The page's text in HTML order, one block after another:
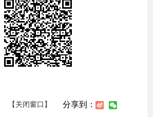
【关闭窗口】 分享到：